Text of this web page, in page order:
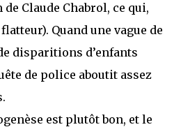
Claude Chabrol, ce qui,
Quand une vague de
disparitions d’enfants
de police aboutit assez
est plutôt bon, et le